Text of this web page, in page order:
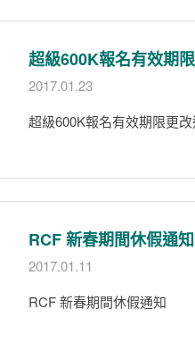
超級600K報名有效期
2017.01.23
超級600K報名有效期限更
RCF 新春期間休假通知
2017.01.11
RCF 新春期間休假通知